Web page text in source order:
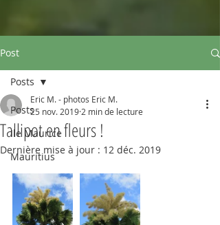
Post
Posts
Ile Maurice
Mauritius
Posts
Tallipot en fleurs !
Eric M. - photos Eric M.
25 nov. 2019 2 min de lecture
Dernière mise à jour : 12 déc. 2019